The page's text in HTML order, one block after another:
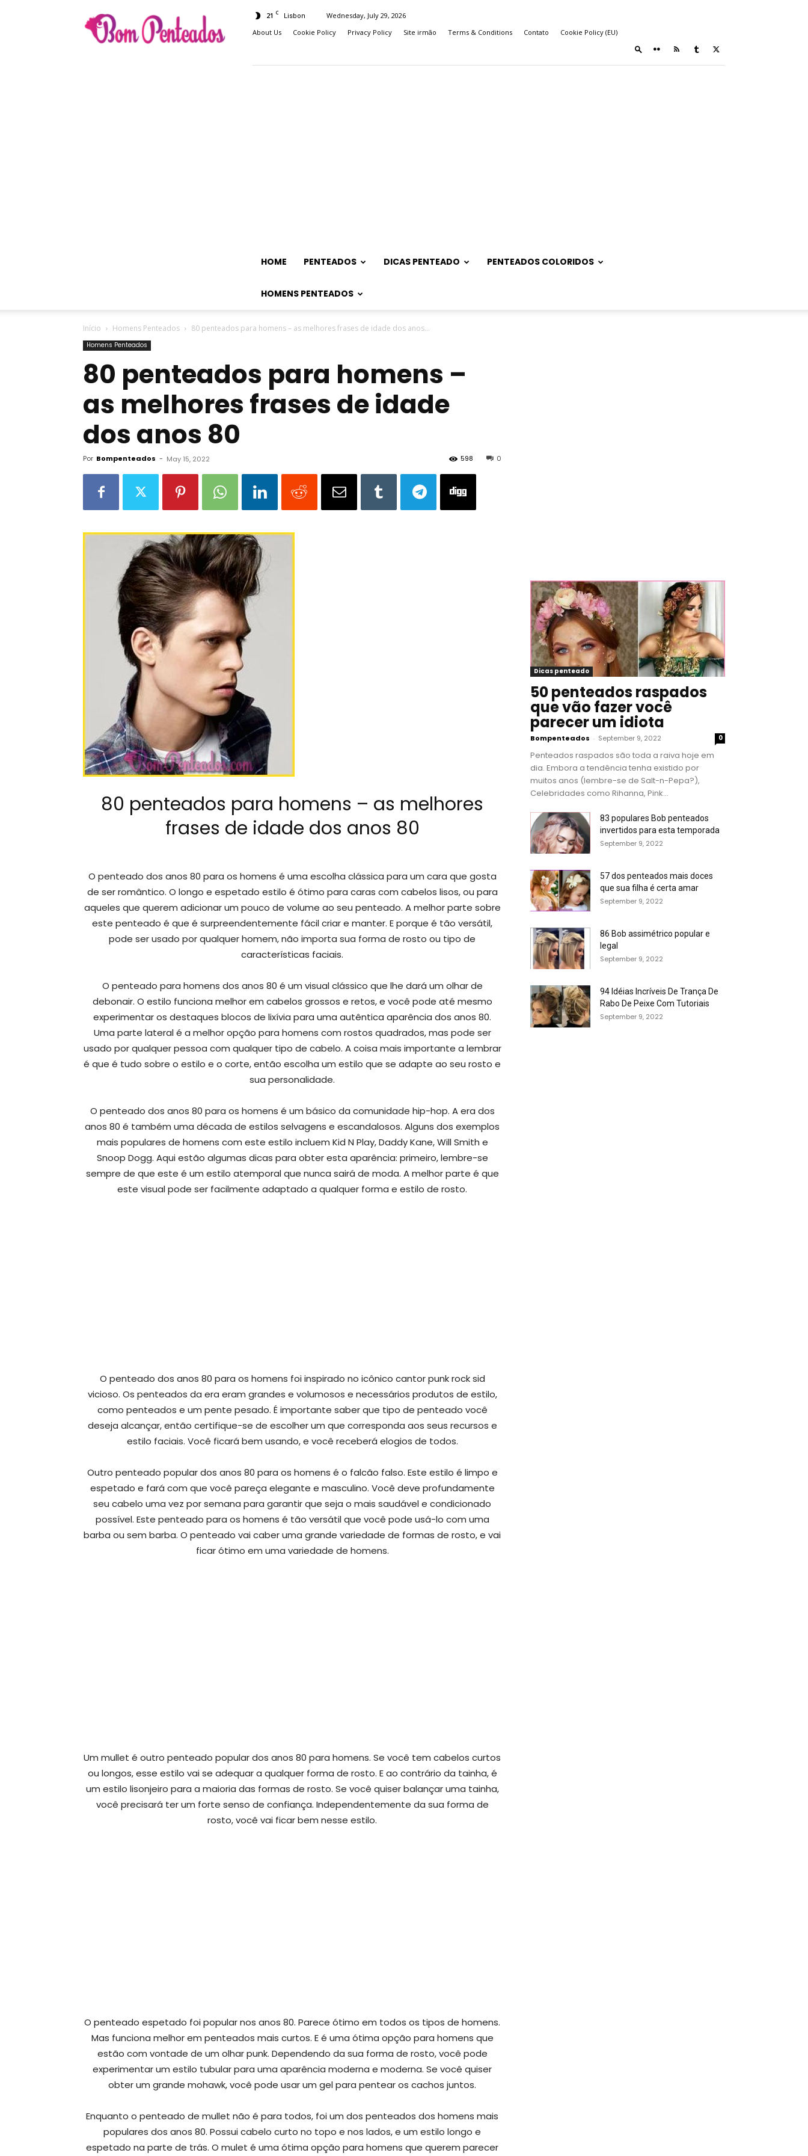
Penteados
21 C Lisbon
Wednesday, July 29, 2026
About Us
Cookie Policy Privacy Policy Site irmão Terms & Conditions Contato Cookie Policy (EU)
HOME PENTEADOS DICAS PENTEADO PENTEADOS COLORIDOS
HOMENS PENTEADOS
Início Homens Penteados 80 penteados para homens – as melhores frases de idade dos anos...
Homens Penteados
80 penteados para homens –
as melhores frases de idade
dos anos 80
Por Bompenteados - May 15, 2022 0
598
80 penteados para homens – as melhores
frases de idade dos anos 80
O penteado dos anos 80 para os homens é uma escolha clássica para um cara que gosta
de ser romântico. O longo e espetado estilo é ótimo para caras com cabelos lisos, ou para
aqueles que querem adicionar um pouco de volume ao seu penteado. A melhor parte sobre
este penteado é que é surpreendentemente fácil criar e manter. E porque é tão versátil,
pode ser usado por qualquer homem, não importa sua forma de rosto ou tipo de
características faciais.
O penteado para homens dos anos 80 é um visual clássico que lhe dará um olhar de
debonair. O estilo funciona melhor em cabelos grossos e retos, e você pode até mesmo
experimentar os destaques blocos de lixívia para uma autêntica aparência dos anos 80.
Uma parte lateral é a melhor opção para homens com rostos quadrados, mas pode ser
usado por qualquer pessoa com qualquer tipo de cabelo. A coisa mais importante a lembrar
é que é tudo sobre o estilo e o corte, então escolha um estilo que se adapte ao seu rosto e
sua personalidade.
O penteado dos anos 80 para os homens é um básico da comunidade hip-hop. A era dos
anos 80 é também uma década de estilos selvagens e escandalosos. Alguns dos exemplos
mais populares de homens com este estilo incluem Kid N Play, Daddy Kane, Will Smith e
Snoop Dogg. Aqui estão algumas dicas para obter esta aparência: primeiro, lembre-se
sempre de que este é um estilo atemporal que nunca sairá de moda. A melhor parte é que
este visual pode ser facilmente adaptado a qualquer forma e estilo de rosto.
O penteado dos anos 80 para os homens foi inspirado no icônico cantor punk rock sid
vicioso. Os penteados da era eram grandes e volumosos e necessários produtos de estilo,
como penteados e um pente pesado. É importante saber que tipo de penteado você
deseja alcançar, então certifique-se de escolher um que corresponda aos seus recursos e
estilo faciais. Você ficará bem usando, e você receberá elogios de todos.
Outro penteado popular dos anos 80 para os homens é o falcão falso. Este estilo é limpo e
espetado e fará com que você pareça elegante e masculino. Você deve profundamente
seu cabelo uma vez por semana para garantir que seja o mais saudável e condicionado
possível. Este penteado para os homens é tão versátil que você pode usá-lo com uma
barba ou sem barba. O penteado vai caber uma grande variedade de formas de rosto, e vai
ficar ótimo em uma variedade de homens.
Um mullet é outro penteado popular dos anos 80 para homens. Se você tem cabelos curtos
ou longos, esse estilo vai se adequar a qualquer forma de rosto. E ao contrário da tainha, é
um estilo lisonjeiro para a maioria das formas de rosto. Se você quiser balançar uma tainha,
você precisará ter um forte senso de confiança. Independentemente da sua forma de
rosto, você vai ficar bem nesse estilo.
O penteado espetado foi popular nos anos 80. Parece ótimo em todos os tipos de homens.
Mas funciona melhor em penteados mais curtos. E é uma ótima opção para homens que
estão com vontade de um olhar punk. Dependendo da sua forma de rosto, você pode
experimentar um estilo tubular para uma aparência moderna e moderna. Se você quiser
obter um grande mohawk, você pode usar um gel para pentear os cachos juntos.
Enquanto o penteado de mullet não é para todos, foi um dos penteados dos homens mais
populares dos anos 80. Possui cabelo curto no topo e nos lados, e um estilo longo e
espetado na parte de trás. O mulet é uma ótima opção para homens que querem parecer
Dicas penteado
50 penteados raspados
que vão fazer você
parecer um idiota
Bompenteados - September 9, 2022 0
Penteados raspados são toda a raiva hoje em
dia. Embora a tendência tenha existido por
muitos anos (lembre-se de Salt-n-Pepa?),
Celebridades como Rihanna, Pink...
83 populares Bob penteados
invertidos para esta temporada
September 9, 2022
57 dos penteados mais doces
que sua filha é certa amar
September 9, 2022
86 Bob assimétrico popular e
legal
September 9, 2022
94 Idéias Incríveis De Trança De
Rabo De Peixe Com Tutoriais
September 9, 2022